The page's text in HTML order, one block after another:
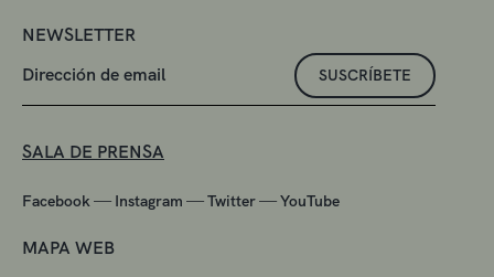
NEWSLETTER
SUSCRÍBETE
SALA DE PRENSA
Facebook — Instagram —Twitter—YouTube
MAPA WEB